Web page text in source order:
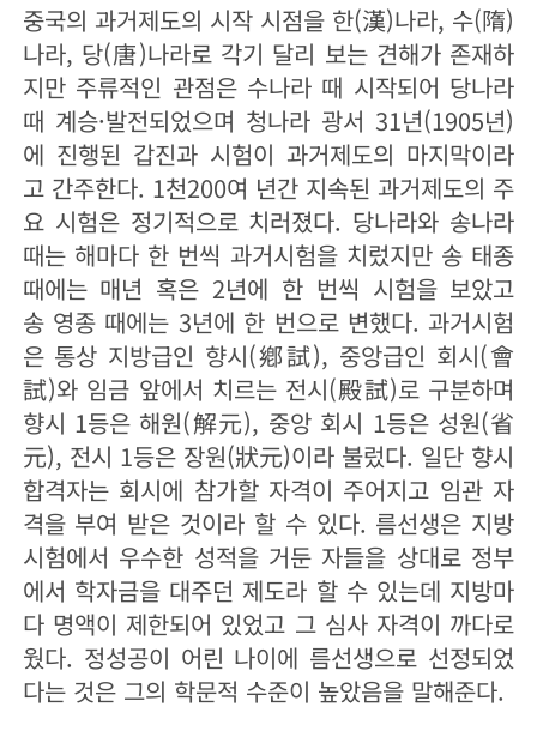
중국의 과거제도의 시작 시점을 한(漢)나라, 수(隋)
나라, 당(唐)나라로 각기 달리 보는 견해가 존재하
지만 주류적인 관점은 수나라 때 시작되어 당나라
때 계승·발전되었으며 청나라 광서 31년(1905년)
에 진행된 갑진과 시험이 과거제도의 마지막이라
고 간주한다. 1천200여 년간 지속된 과거제도의 주
요 시험은 정기적으로 치러졌다. 당나라와 송나라
때는 해마다 한 번씩 과거시험을 치렀지만 송 태종
때에는 매년 혹은 2년에 한 번씩 시험을 보았고
송 영종 때에는 3년에 한 번으로 변했다. 과거시험
은 통상 지방급인 향시(鄕試), 중앙급인 회시(會
試)와 임금 앞에서 치르는 전시(殿試)로 구분하며
향시 1등은 해원(解元), 중앙 회시 1등은 성원(省
元), 전시 1등은 장원(狀元)이라 불렀다. 일단 향시
합격자는 회시에 참가할 자격이 주어지고 임관 자
격을 부여 받은 것이라 할 수 있다. 름선생은 지방
시험에서 우수한 성적을 거둔 자들을 상대로 정부
에서 학자금을 대주던 제도라 할 수 있는데 지방마
다 명액이 제한되어 있었고 그 심사 자격이 까다로
웠다. 정성공이 어린 나이에 름선생으로 선정되었
다는 것은 그의 학문적 수준이 높았음을 말해준다.